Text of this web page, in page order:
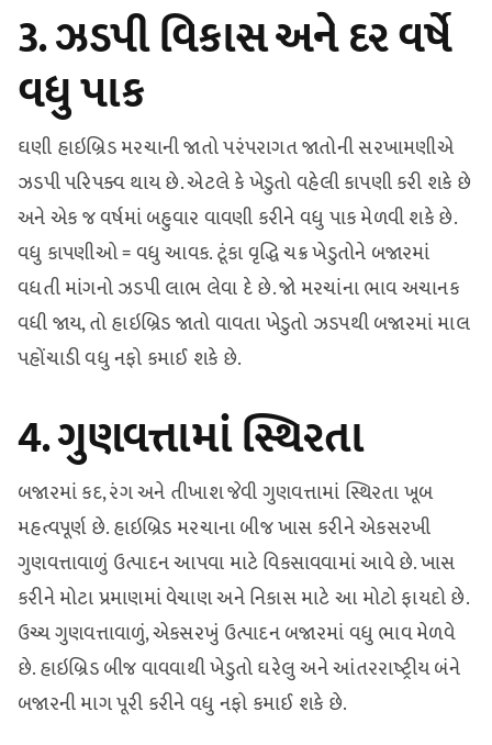
3. ઝડપી વિકાસ અને દર વર્ષે
વધુ પાક
ઘણી હાઇબ્રિડ મરચાની જાતો પરંપરાગત જાતોની સરખામણીએ
ઝડપી પરિપક્વ થાય છે. એટલે કે ખેડુતો વહેલી કાપણી કરી શકે છે
અને એક જ વર્ષમાં બહુવાર વાવણી કરીને વધુ પાક મેળવી શકે છે.
વધુ કાપણીઓ = વધુ આવક. ટૂંકા વૃદ્ધિ ચક્ર ખેડુતોને બજારમાં
વધતી માંગનો ઝડપી લાભ લેવા દે છે. જો મરચાંના ભાવ અચાનક
વધી જાય, તો હાઇબ્રિડ જાતો વાવતા ખેડુતો ઝડપથી બજારમાં માલ
પહોંચાડી વધુ નફો કમાઈ શકે છે.
4. ગુણવત્તામાં સ્થિરતા
બજારમાં કદ, રંગ અને તીખાશ જેવી ગુણવત્તામાં સ્થિરતા ખૂબ
મહત્વપૂર્ણ છે. હાઇબ્રિડ મરચાના બીજ ખાસ કરીને એકસરખી
ગુણવત્તાવાળું ઉત્પાદન આપવા માટે વિકસાવવામાં આવે છે. ખાસ
કરીને મોટા પ્રમાણમાં વેચાણ અને નિકાસ માટે આ મોટો ફાયદો છે.
ઉચ્ચ ગુણવત્તાવાળું, એકસરખું ઉત્પાદન બજારમાં વધુ ભાવ મેળવે
છે. હાઇબ્રિડ બીજ વાવવાથી ખેડુતો ઘરેલુ અને આંતરરાષ્ટ્રીય બંને
બજારની માગ પૂરી કરીને વધુ નફો કમાઈ શકે છે.